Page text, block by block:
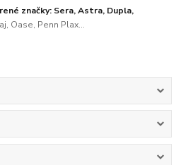
značky: Sera, Astra, Dupla,
Oase, Penn Plax...